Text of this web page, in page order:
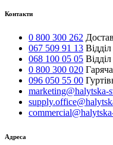
Контакти
0 800 300 262
067 509 91 13
068 100 05 05
0 800 300 020
096 050 55 00
marketing@halytska-
Адреса